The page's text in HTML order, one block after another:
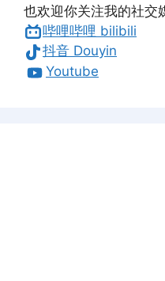
也欢迎你关注我的社交
哔哩哔哩 bilibili
抖音 Douyin
Youtube